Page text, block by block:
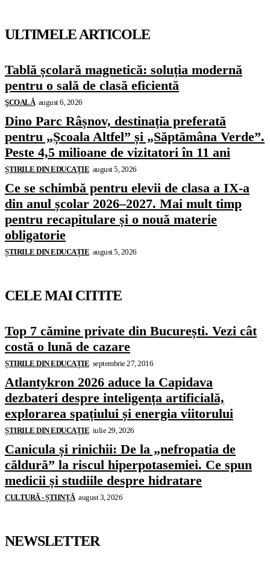
ULTIMELE ARTICOLE
Tablă școlară magnetică: soluția modernă
pentru o sală de clasă eficientă
ŞCOALĂ august 6, 2026
Dino Parc Râșnov, destinația preferată
pentru „Școala Altfel” și „Săptămâna Verde”.
Peste 4,5 milioane de vizitatori în 11 ani
ȘTIRILE DIN EDUCAȚIE august 5, 2026
Ce se schimbă pentru elevii de clasa a IX-a
din anul școlar 2026–2027. Mai mult timp
pentru recapitulare și o nouă materie
obligatorie
ȘTIRILE DIN EDUCAȚIE august 5, 2026
CELE MAI CITITE
Top 7 cămine private din București. Vezi cât
costă o lună de cazare
ȘTIRILE DIN EDUCAȚIE septembrie 27, 2016
Atlantykron 2026 aduce la Capidava
dezbateri despre inteligența artificială,
explorarea spațiului și energia viitorului
ȘTIRILE DIN EDUCAȚIE iulie 29, 2026
Canicula și rinichii: De la „nefropatia de
căldură” la riscul hiperpotasemiei. Ce spun
medicii și studiile despre hidratare
CULTURĂ - ȘTIINȚĂ august 3, 2026
NEWSLETTER